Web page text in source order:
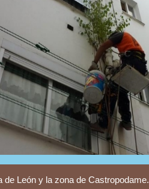
León y la zona de Castropodame.